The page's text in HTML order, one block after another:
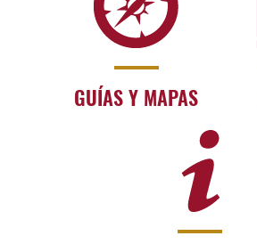
GUÍAS Y MAPAS